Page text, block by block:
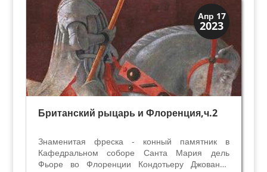
Апр 17
2023
Династии
Заговоры и войны
Британский рыцарь и Флоренция,ч.2
Знаменитая фреска - конный памятник в
Кафедральном соборе Санта Мария дель
Фьоре во Флоренции Кондотьеру Джованни